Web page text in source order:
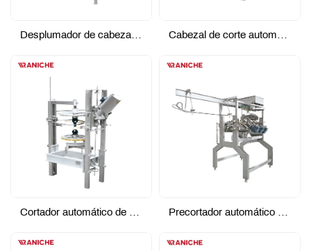
Desplumador de cabeza y cuello Cabezal de corte automático - Tipo rectificado
Cortador automático de pies Precortador automático de pies